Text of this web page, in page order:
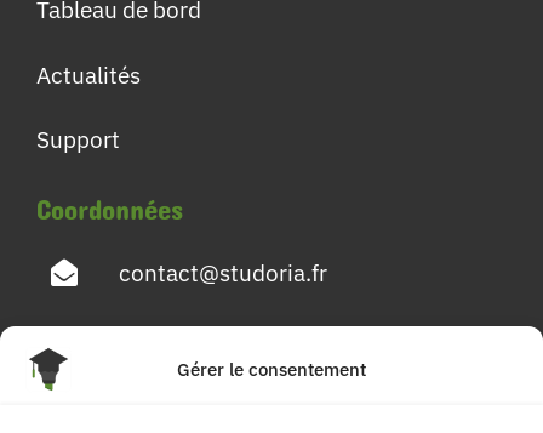
Gérer le consentement
Tableau de bord
Actualités
Support
Coordonnées
contact@studoria.fr
4 Rue Georges Pompidou